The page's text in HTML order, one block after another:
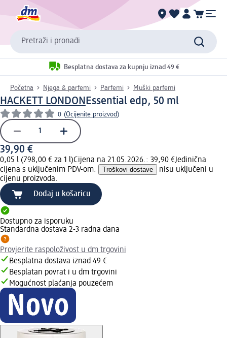
Pretraži i pronađi
Besplatna dostava za kupnju iznad 49 €
Početna Njega & parfemi Parfemi Muški parfemi
HACKETT LONDONEssential edp, 50 ml
0 (Ocijenite proizvod)
39,90 €
0,05 l (798,00 € za 1 l)Cijena na 21.05.2026.: 39,90 €Jedinična
cijena s uključenim PDV-om.
Troškovi dostave
nisu uključeni u
cijenu proizvoda.
Dodaj u košaricu
Dostupno za isporuku
Standardna dostava 2-3 radna dana
Provjerite raspoloživost u dm trgovini
Besplatna dostava iznad 49 €
Besplatan povrat i u dm trgovini
Mogućnost plaćanja pouzećem